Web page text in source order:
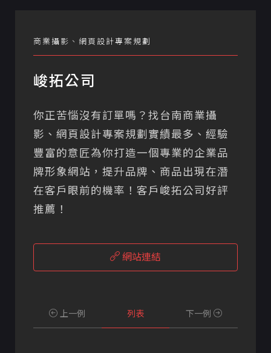
商業攝影、網頁設計專案規劃
峻拓公司
你正苦惱沒有訂單嗎？找台南商業攝
影、網頁設計專案規劃實績最多、經驗
豐富的意匠為你打造一個專業的企業品
牌形象網站，提升品牌、商品出現在潛
在客戶眼前的機率！客戶峻拓公司好評
推薦！
網站連結
上一例 列表 下一例